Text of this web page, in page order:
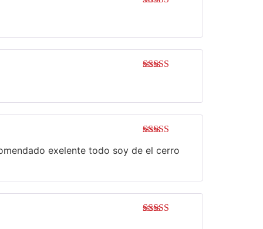
5de 5
exelente todo soy de el cerro